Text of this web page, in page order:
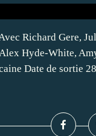
Richard Gere,
Hyde-White,
Date de sortie